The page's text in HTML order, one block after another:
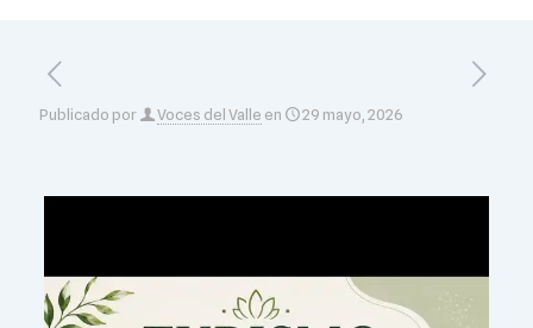
Publicado por Voces del Valle en 29 mayo, 2026